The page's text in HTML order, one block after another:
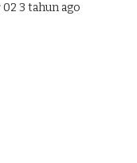
02 3 tahun ago